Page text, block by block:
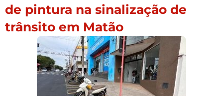
de pintura na sinalização de
trânsito em Matão